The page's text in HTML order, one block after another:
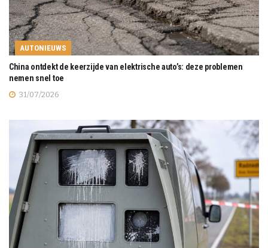
AUTONIEUWS
China ontdekt de keerzijde van elektrische auto’s: deze problemen
nemen snel toe
31/07/2026